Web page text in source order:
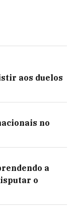
aos duelos
no
a
o